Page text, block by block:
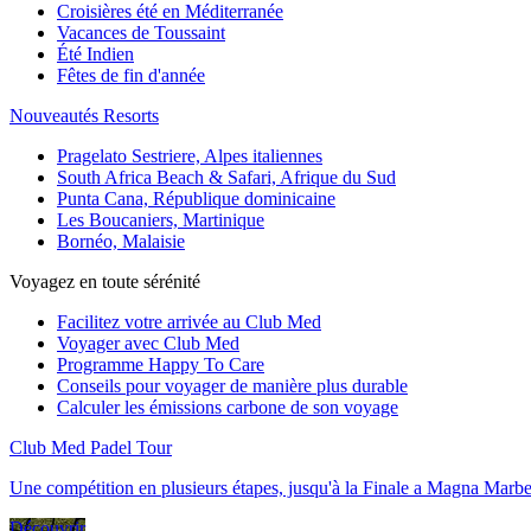
Croisières été en Méditerranée
Vacances de Toussaint
Été Indien
Fêtes de fin d'année
Nouveautés Resorts
Pragelato Sestriere, Alpes italiennes
South Africa Beach & Safari, Afrique du Sud
Punta Cana, République dominicaine
Les Boucaniers, Martinique
Bornéo, Malaisie
Voyagez en toute sérénité
Facilitez votre arrivée au Club Med
Voyager avec Club Med
Programme Happy To Care
Conseils pour voyager de manière plus durable
Calculer les émissions carbone de son voyage
Club Med Padel Tour
Une compétition en plusieurs étapes, jusqu'à la Finale a Magna